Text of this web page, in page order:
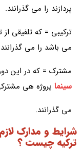
پردازند را می گذرانند.
ترکیبی = که تلفیقی
می باشد را می
مشترک = که در این
سینما پروژه هی
می گذرانند.
شرایط و مدارک
ترکیه چیست ؟